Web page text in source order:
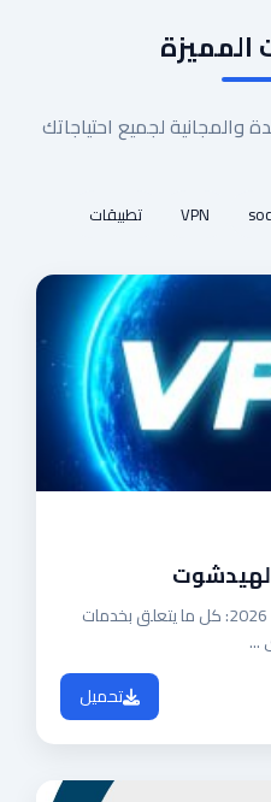
المميزة
والمجانية لجميع احتياجاتك
VPN تطبيقات
أقوى VPN تبع كرونا الهيدشوت 2026: كل ما يتعلق بخدمات
تحميل